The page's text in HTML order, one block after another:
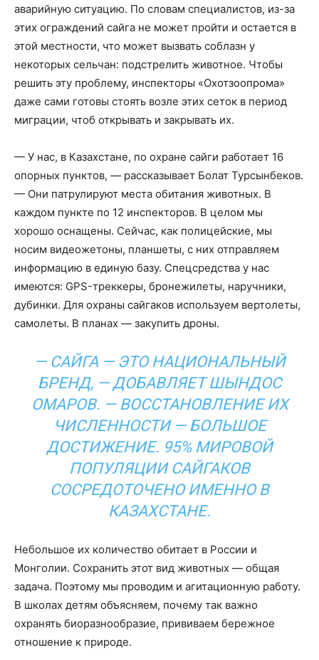
аварийную ситуацию. По словам специалистов, из-за
этих ограждений сайга не может пройти и остается в
этой местности, что может вызвать соблазн у
некоторых сельчан: подстрелить животное. Чтобы
решить эту проблему, инспекторы «Охотзоопрома»
даже сами готовы стоять возле этих сеток в период
миграции, чтоб открывать и закрывать их.
— У нас, в Казахстане, по охране сайги работает 16
опорных пунктов, — рассказывает Болат Турсынбеков.
— Они патрулируют места обитания животных. В
каждом пункте по 12 инспекторов. В целом мы
хорошо оснащены. Сейчас, как полицейские, мы
носим видеожетоны, планшеты, с них отправляем
информацию в единую базу. Спецсредства у нас
имеются: GPS-треккеры, бронежилеты, наручники,
дубинки. Для охраны сайгаков используем вертолеты,
самолеты. В планах — закупить дроны.
— САЙГА — ЭТО НАЦИОНАЛЬНЫЙ
БРЕНД, — ДОБАВЛЯЕТ ШЫНДОС
ОМАРОВ. — ВОССТАНОВЛЕНИЕ ИХ
ЧИСЛЕННОСТИ — БОЛЬШОЕ
ДОСТИЖЕНИЕ. 95% МИРОВОЙ
ПОПУЛЯЦИИ САЙГАКОВ
СОСРЕДОТОЧЕНО ИМЕННО В
КАЗАХСТАНЕ.
Небольшое их количество обитает в России и
Монголии. Сохранить этот вид животных — общая
задача. Поэтому мы проводим и агитационную работу.
В школах детям объясняем, почему так важно
охранять биоразнообразие, прививаем бережное
отношение к природе.